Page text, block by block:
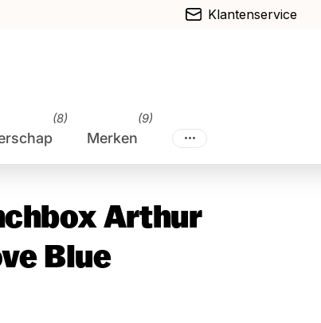
Klantenservice
(8)
Merken
(9)
Arthur
Blue